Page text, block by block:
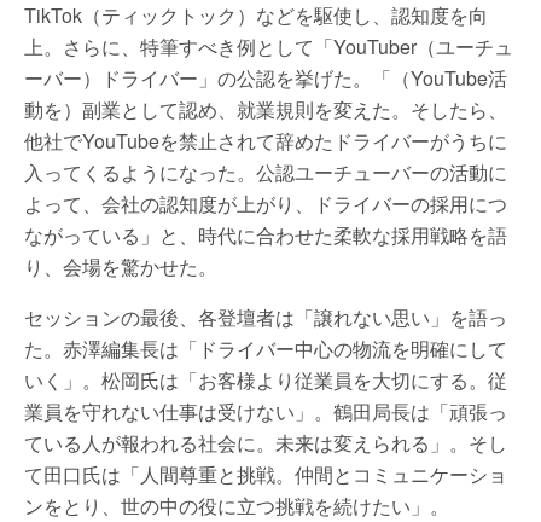
TikTok（ティックトック）などを駆使し、認知度を向
上。さらに、特筆すべき例として「YouTuber（ユーチュ
ーバー）ドライバー」の公認を挙げた。「（YouTube活
動を）副業として認め、就業規則を変えた。そしたら、
他社でYouTubeを禁止されて辞めたドライバーがうちに
入ってくるようになった。公認ユーチューバーの活動に
よって、会社の認知度が上がり、ドライバーの採用につ
ながっている」と、時代に合わせた柔軟な採用戦略を語
り、会場を驚かせた。
セッションの最後、各登壇者は「譲れない思い」を語っ
た。赤澤編集長は「ドライバー中心の物流を明確にして
いく」。松岡氏は「お客様より従業員を大切にする。従
業員を守れない仕事は受けない」。鶴田局長は「頑張っ
ている人が報われる社会に。未来は変えられる」。そし
て田口氏は「人間尊重と挑戦。仲間とコミュニケーショ
ンをとり、世の中の役に立つ挑戦を続けたい」。